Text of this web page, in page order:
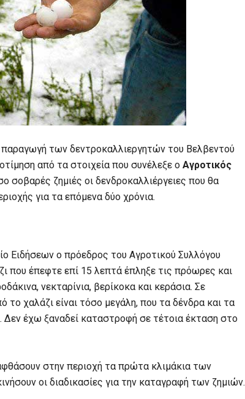
παραγωγή των δεντροκαλλιεργητών του Βελβεντού
από τα στοιχεία που συνέλεξε ο Αγροτικός
σοβαρές ζημιές οι δενδροκαλλιέργειες που θα
για τα επόμενα δύο χρόνια.
Ειδήσεων ο πρόεδρος του Αγροτικού Συλλόγου
που έπεφτε επί 15 λεπτά έπληξε τις πρόωρες και
νεκταρίνια, βερίκοκα και κεράσια. Σε
χαλάζι είναι τόσο μεγάλη, που τα δένδρα και τα
Δεν έχω ξαναδεί καταστροφή σε τέτοια έκταση στο
στην περιοχή τα πρώτα κλιμάκια των
οι διαδικασίες για την καταγραφή των ζημιών.